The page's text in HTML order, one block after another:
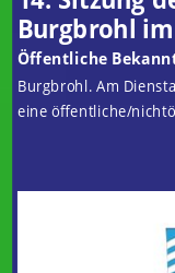
Burgbrohl
Öffentliche
Burgbrohl. Am
eine öffentliche/